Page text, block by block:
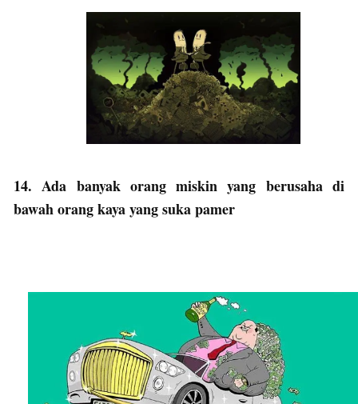
14. Ada banyak orang miskin yang berusaha di
bawah orang kaya yang suka pamer